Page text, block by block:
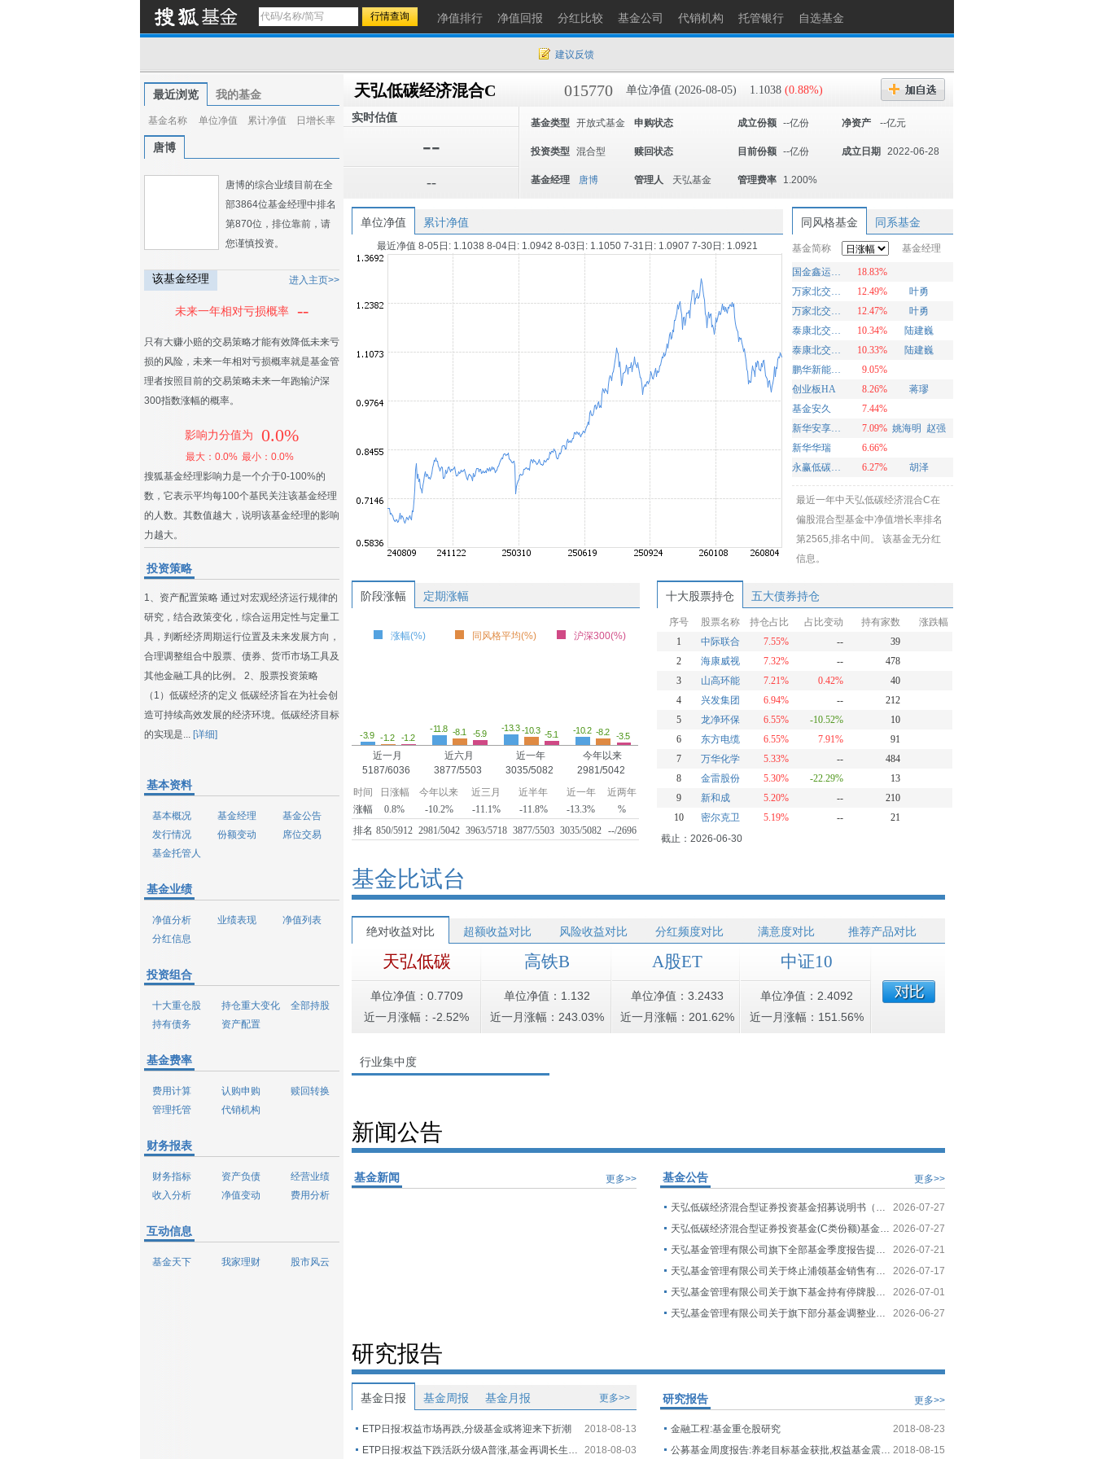
净值排行 净值回报 分红比较 基金公司 代销机构 托管银行 自选基金
建议反馈
最近浏览 我的基金
基金名称 单位净值 累计净值 日增长率
唐博
唐博的综合业绩目前在全
部3864位基金经理中排名
第870位，排位靠前，请
您谨慎投资。
该基金经理 进入主页>>
未来一年相对亏损概率 --
只有大赚小赔的交易策略才能有效降低未来亏
损的风险，未来一年相对亏损概率就是基金管
理者按照目前的交易策略未来一年跑输沪深
300指数涨幅的概率。
影响力分值为 0.0%
最大：0.0% 最小：0.0%
搜狐基金经理影响力是一个介于0-100%的
数，它表示平均每100个基民关注该基金经理
的人数。其数值越大，说明该基金经理的影响
力越大。
投资策略
1、资产配置策略 通过对宏观经济运行规律的
研究，结合政策变化，综合运用定性与定量工
具，判断经济周期运行位置及未来发展方向，
合理调整组合中股票、债券、货币市场工具及
其他金融工具的比例。 2、股票投资策略
（1）低碳经济的定义 低碳经济旨在为社会创
造可持续高效发展的经济环境。低碳经济目标
的实现是... [详细]
基本资料
基本概况 基金经理
基金公告
发行情况
份额变动
席位交易
基金托管人
基金业绩
净值分析 业绩表现
净值列表
分红信息
投资组合
十大重仓股 持仓重大变化
全部持股
持有债务
资产配置
基金费率
费用计算 认购申购
赎回转换
管理托管
代销机构
财务报表
财务指标 资产负债
经营业绩
收入分析
净值变动 费用分析
互动信息
基金天下 我家理财 股市风云
天弘低碳经济混合C 015770 单位净值 (2026-08-05) 1.1038 (0.88%)
实时估值
--
--
基金类型 开放式基金 申购状态 成立份额 --亿份 净资产 --亿元
投资类型 混合型 赎回状态 目前份额 --亿份 成立日期 2022-06-28
基金经理 唐博 管理人 天弘基金 管理费率 1.200%
单位净值 累计净值
最近净值 8-05日: 1.1038 8-04日: 1.0942 8-03日: 1.1050 7-31日: 1.0907 7-30日: 1.0921
同风格基金 同系基金
基金简称 基金经理
国金鑫运灵活配置
18.83%
万家北交所慧选两年定期开放混合A
12.49%
叶勇
万家北交所慧选两年定期开放混合C
12.47%
叶勇
泰康北交所精选两年定开混合发起A
10.34%
陆建巍
泰康北交所精选两年定开混合发起C
10.33%
陆建巍
鹏华新能源混合
9.05%
创业板HA
8.26%
蒋璆
基金安久
7.44%
新华安享多裕定开混合
7.09% 姚海明
赵强
新华华瑞
6.66%
永赢低碳环保智选混合发起A
6.27% 胡泽
最近一年中天弘低碳经济混合C在
偏股混合型基金中净值增长率排名
第2565,排名中间。 该基金无分红
信息。
阶段涨幅 定期涨幅
涨幅(%) 同风格平均(%) 沪深300(%)
-3.9 -1.2 -1.2
近一月
5187/6036
-11.8 -8.1 -5.9
近六月
3877/5503
-13.3 -10.3 -5.1
近一年
3035/5082
-10.2 -8.2 -3.5
今年以来
2981/5042
时间
日涨幅 今年以来 近三月 近半年 近一年
近两年
涨幅
0.8% -10.2% -11.1% -11.8% -13.3%
%
排名 850/5912 2981/5042 3963/5718 3877/5503 3035/5082 --/2696
十大股票持仓 五大债券持仓
序号 股票名称 持仓占比 占比变动 持有家数
涨跌幅
1
中际联合 7.55% --
39
2
海康威视 7.32% --
478
3
山高环能 7.21% 0.42%
40
4
兴发集团 6.94% --
212
5
龙净环保 6.55% -10.52%
10
6
东方电缆 6.55% 7.91%
91
7
万华化学 5.33% --
484
8
金雷股份 5.30% -22.29%
13
9
新和成 5.20% --
210
10
密尔克卫 5.19% --
21
截止：2026-06-30
基金比试台
绝对收益对比 超额收益对比 风险收益对比 分红频度对比 满意度对比 推荐产品对比
天弘低碳
单位净值：0.7709
近一月涨幅：-2.52%
高铁B
单位净值：1.132
近一月涨幅：243.03%
A股ET
单位净值：3.2433
近一月涨幅：201.62%
中证10
单位净值：2.4092
近一月涨幅：151.56%
行业集中度
新闻公告
更多>>
基金新闻 更多>>
基金公告
2026-07-27
天弘低碳经济混合型证券投资基金招募说明书（更新）
2026-07-27
天弘低碳经济混合型证券投资基金(C类份额)基金产品资料概要（更新）
2026-07-21
天弘基金管理有限公司旗下全部基金季度报告提示性公告
2026-07-17
天弘基金管理有限公司关于终止浦领基金销售有限公司办理旗下基金相关销售业务的公告
2026-07-01
天弘基金管理有限公司关于旗下基金持有停牌股票估值调整情况的公告
2026-06-27
天弘基金管理有限公司关于旗下部分基金调整业绩比较基准并修订基金合同等法律文件的公告
研究报告
基金日报 基金周报 基金月报 更多>>
2018-08-13
ETP日报:权益市场再跌,分级基金或将迎来下折潮
2018-08-03
ETP日报:权益下跌活跃分级A普涨,基金再调长生生物估值
更多>>
研究报告
2018-08-23
金融工程:基金重仓股研究
2018-08-15
公募基金周度报告:养老目标基金获批,权益基金震荡反弹